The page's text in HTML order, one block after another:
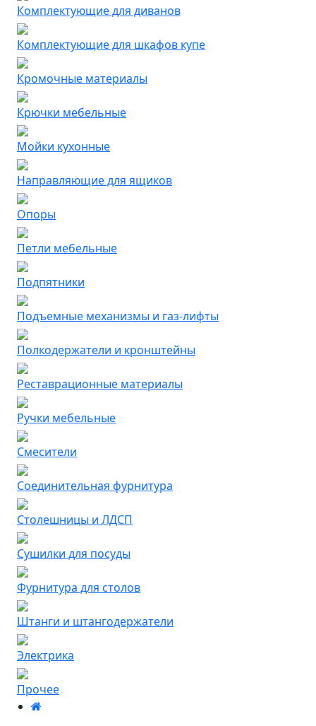
Комплектующие для диванов
Комплектующие для шкафов купе
Кромочные материалы
Крючки мебельные
Мойки кухонные
Направляющие для ящиков
Опоры
Петли мебельные
Подпятники
Подъемные механизмы и газ-лифты
Полкодержатели и кронштейны
Реставрационные материалы
Ручки мебельные
Смесители
Соединительная фурнитура
Столешницы и ЛДСП
Сушилки для посуды
Фурнитура для столов
Штанги и штангодержатели
Электрика
Прочее